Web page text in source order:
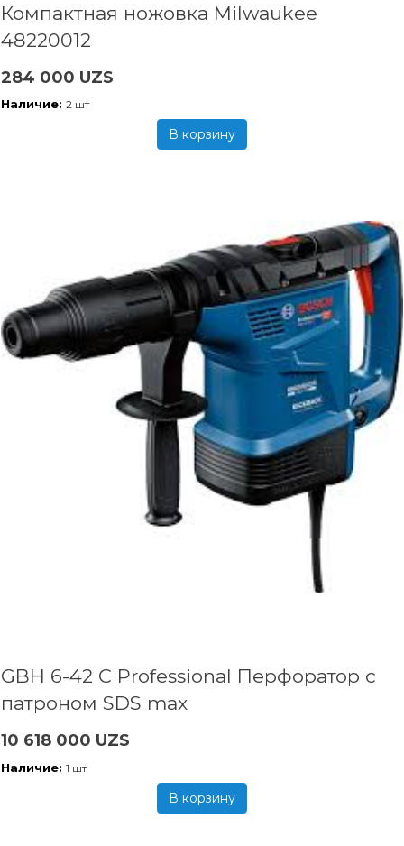
Компактная ножовка Milwaukee
48220012
284 000 UZS
Наличие: 2 шт
В корзину
GBH 6-42 C Professional Перфоратор с
патроном SDS max
10 618 000 UZS
Наличие: 1 шт
В корзину